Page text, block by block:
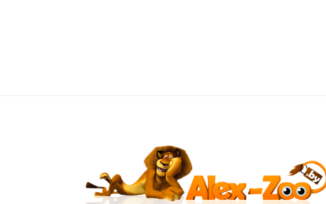
Карта доставки нашими курьерами:
Your review